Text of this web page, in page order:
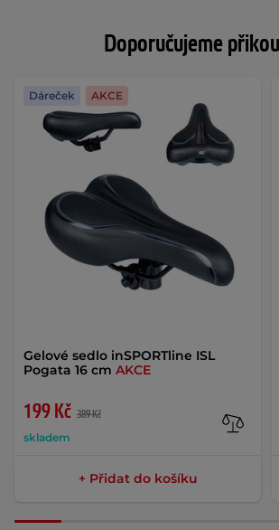
Doporučujeme
Gelové sedlo inSPORTline ISL
Pogata 16 cm AKCE
199 Kč 389 Kč
skladem
Dáreček AKCE
+ Přidat do košíku